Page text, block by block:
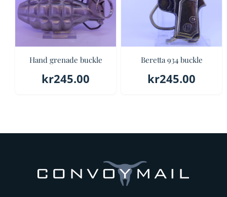
Hand grenade buckle
kr245.00
Beretta 934 buckle
kr245.00